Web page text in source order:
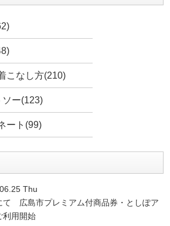
こなし方(210)
ー(123)
ート(99)
Thu
て 広島市プレミアム付商品券・としぽア
利用開始